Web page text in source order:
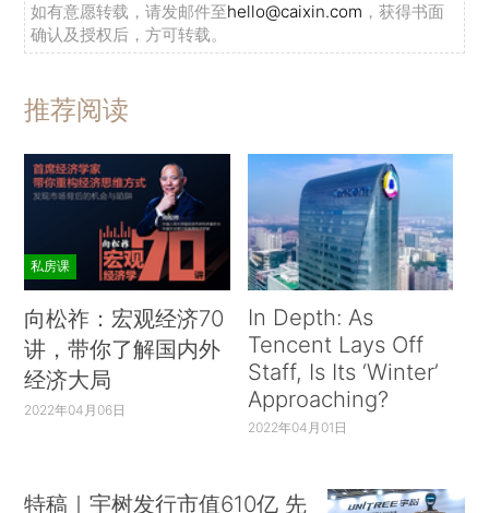
如有意愿转载，请发邮件至hello@caixin.com ，获得书面
确认及授权后，方可转载。
推荐阅读
私房课
向松祚：宏观经济70
讲，带你了解国内外
经济大局
2022年04月06日
In Depth: As
Tencent Lays Off
Staff, Is Its ‘Winter’
Approaching?
2022年04月01日
特稿｜宇树发行市值610亿 先